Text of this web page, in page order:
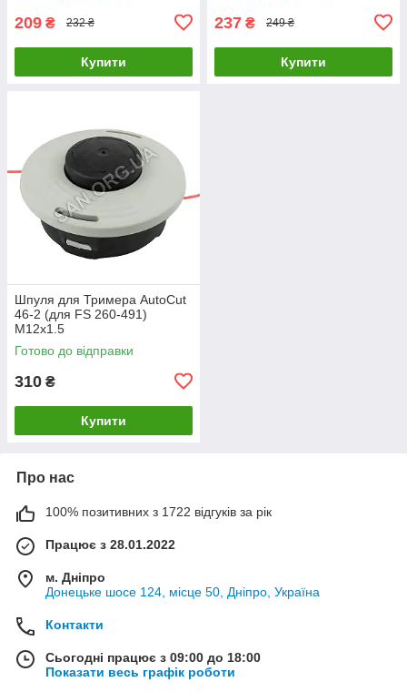
209 ₴ 232 ₴
Купити
237 ₴ 249 ₴
Купити
Шпуля для Тримера AutoCut
46-2 (для FS 260-491)
М12х1.5
Готово до відправки
310 ₴
Купити
Про нас
100% позитивних з 1722 відгуків за рік
Працює з 28.01.2022
м. Дніпро
Донецьке шосе 124, місце 50, Дніпро, Україна
Контакти
Сьогодні працює з 09:00 до 18:00
Показати весь графік роботи